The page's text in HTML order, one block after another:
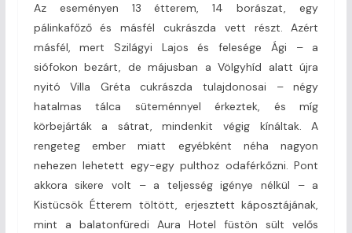
Az eseményen 13 étterem, 14 borászat, egy
pálinkafőző és másfél cukrászda vett részt. Azért
másfél, mert Szilágyi Lajos és felesége Ági – a
siófokon bezárt, de májusban a Völgyhíd alatt újra
nyitó Villa Gréta cukrászda tulajdonosai – négy
hatalmas tálca süteménnyel érkeztek, és míg
körbejárták a sátrat, mindenkit végig kínáltak. A
rengeteg ember miatt egyébként néha nagyon
nehezen lehetett egy-egy pulthoz odaférkőzni. Pont
akkora sikere volt – a teljesség igénye nélkül – a
Kistücsök Étterem töltött, erjesztett káposztájának,
mint a balatonfüredi Aura Hotel füstön sült velős